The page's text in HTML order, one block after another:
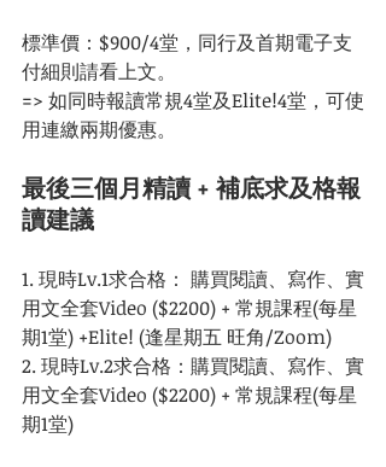
標準價：$900/4堂，同行及首期電子支
付細則請看上文。
=> 如同時報讀常規4堂及Elite!4堂，可使
用連繳兩期優惠。
最後三個月精讀 + 補底求及格報
讀建議
1. 現時Lv.1求合格： 購買閱讀、寫作、實
用文全套Video ($2200) + 常規課程(每星
期1堂) +Elite! (逢星期五 旺角/Zoom)
2. 現時Lv.2求合格：購買閱讀、寫作、實
用文全套Video ($2200) + 常規課程(每星
期1堂)